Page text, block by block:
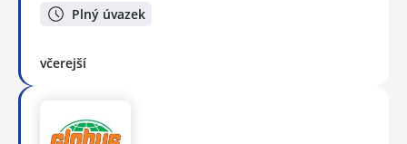
Plný úvazek
včerejší